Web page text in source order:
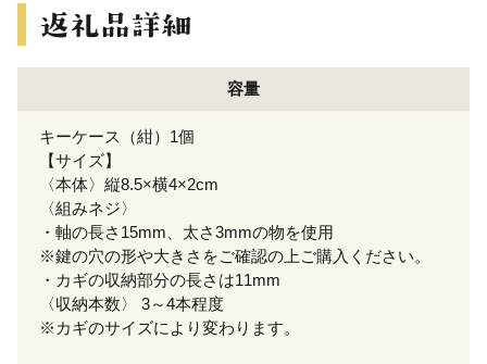
容量
キーケース（紺）1個
【サイズ】
〈本体〉縦8.5×横4×2cm
〈組みネジ〉
・軸の長さ15mm、太さ3mmの物を使用
※鍵の穴の形や大きさをご確認の上ご購入ください。
・カギの収納部分の長さは11mm
〈収納本数〉 3～4本程度
※カギのサイズにより変わります。